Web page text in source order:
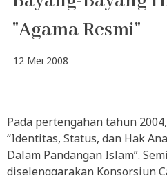
"Agama Resmi"
12 Mei 2008
Pada pertengahan tahun
“Identitas, Status, dan Hak
Dalam Pandangan Islam”.
diselenggarakan Konsorsiun